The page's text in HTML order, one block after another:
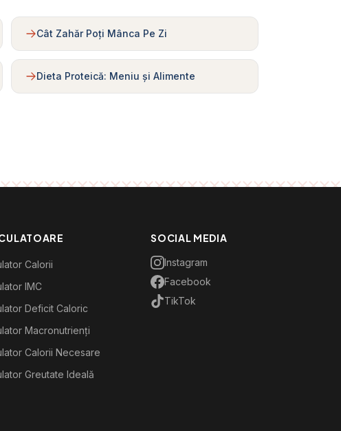
Cât Zahăr Poți Mânca Pe Zi
Dieta Proteică: Meniu și Alimente
Calorii
IMC
Deficit Caloric
Macronutrienți
Calorii Necesare
Greutate Ideală
SOCIAL MEDIA
Instagram
Facebook
TikTok